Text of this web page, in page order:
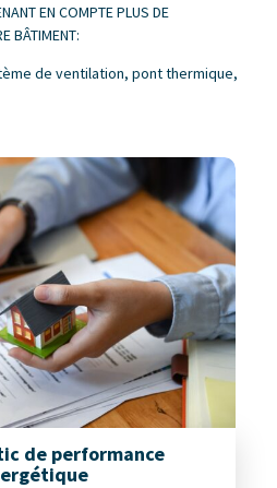
EN COMPTE PLUS DE
BÂTIMENT:
de ventilation, pont thermique,
de performance